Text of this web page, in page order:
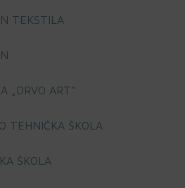
TEKSTILA
„DRVO ART“
TEHNIČKA ŠKOLA
ŠKOLA